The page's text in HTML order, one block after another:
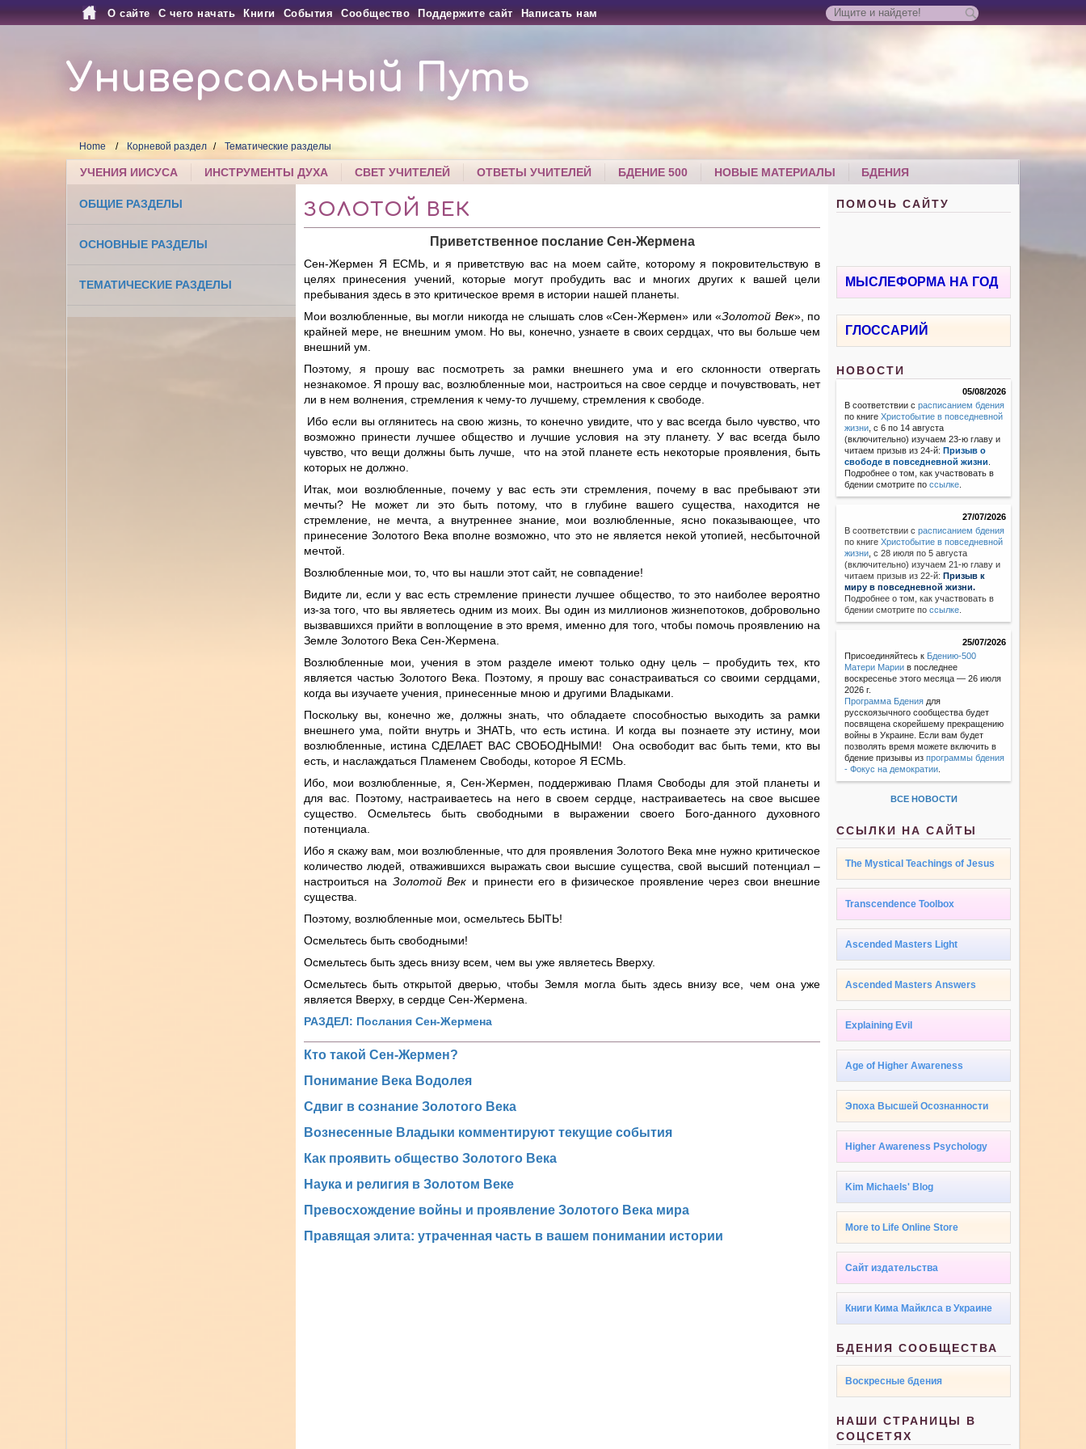
О сайте С чего начать Книги События Сообщество Поддержите сайт Написать нам
Универсальный Путь
Home Корневой раздел Тематические разделы
УЧЕНИЯ ИИСУСА ИНСТРУМЕНТЫ ДУХА СВЕТ УЧИТЕЛЕЙ ОТВЕТЫ УЧИТЕЛЕЙ БДЕНИЕ 500 НОВЫЕ МАТЕРИАЛЫ БДЕНИЯ
ОБЩИЕ РАЗДЕЛЫ
ОСНОВНЫЕ РАЗДЕЛЫ
ТЕМАТИЧЕСКИЕ РАЗДЕЛЫ
ЗОЛОТОЙ ВЕК
Приветственное послание Сен-Жермена
Сен-Жермен Я ЕСМЬ, и я приветствую вас на моем сайте, которому я покровительствую в
целях принесения учений, которые могут пробудить вас и многих других к вашей цели
пребывания здесь в это критическое время в истории нашей планеты.
Мои возлюбленные, вы могли никогда не слышать слов «Сен-Жермен» или «Золотой Век», по
крайней мере, не внешним умом. Но вы, конечно, узнаете в своих сердцах, что вы больше чем
внешний ум.
Поэтому, я прошу вас посмотреть за рамки внешнего ума и его склонности отвергать
незнакомое. Я прошу вас, возлюбленные мои, настроиться на свое сердце и почувствовать, нет
ли в нем волнения, стремления к чему-то лучшему, стремления к свободе.
Ибо если вы оглянитесь на свою жизнь, то конечно увидите, что у вас всегда было чувство, что
возможно принести лучшее общество и лучшие условия на эту планету. У вас всегда было
чувство, что вещи должны быть лучше, что на этой планете есть некоторые проявления, быть
которых не должно.
Итак, мои возлюбленные, почему у вас есть эти стремления, почему в вас пребывают эти
мечты? Не может ли это быть потому, что в глубине вашего существа, находится не
стремление, не мечта, а внутреннее знание, мои возлюбленные, ясно показывающее, что
принесение Золотого Века вполне возможно, что это не является некой утопией, несбыточной
мечтой.
Возлюбленные мои, то, что вы нашли этот сайт, не совпадение!
Видите ли, если у вас есть стремление принести лучшее общество, то это наиболее вероятно
из-за того, что вы являетесь одним из моих. Вы один из миллионов жизнепотоков, добровольно
вызвавшихся прийти в воплощение в это время, именно для того, чтобы помочь проявлению на
Земле Золотого Века Сен-Жермена.
Возлюбленные мои, учения в этом разделе имеют только одну цель – пробудить тех, кто
является частью Золотого Века. Поэтому, я прошу вас сонастраиваться со своими сердцами,
когда вы изучаете учения, принесенные мною и другими Владыками.
Поскольку вы, конечно же, должны знать, что обладаете способностью выходить за рамки
внешнего ума, пойти внутрь и ЗНАТЬ, что есть истина. И когда вы познаете эту истину, мои
возлюбленные, истина СДЕЛАЕТ ВАС СВОБОДНЫМИ! Она освободит вас быть теми, кто вы
есть, и наслаждаться Пламенем Свободы, которое Я ЕСМЬ.
Ибо, мои возлюбленные, я, Сен-Жермен, поддерживаю Пламя Свободы для этой планеты и
для вас. Поэтому, настраиваетесь на него в своем сердце, настраиваетесь на свое высшее
существо. Осмельтесь быть свободными в выражении своего Бого-данного духовного
потенциала.
Ибо я скажу вам, мои возлюбленные, что для проявления Золотого Века мне нужно критическое
количество людей, отважившихся выражать свои высшие существа, свой высший потенциал –
настроиться на Золотой Век и принести его в физическое проявление через свои внешние
существа.
Поэтому, возлюбленные мои, осмельтесь БЫТЬ!
Осмельтесь быть свободными!
Осмельтесь быть здесь внизу всем, чем вы уже являетесь Вверху.
Осмельтесь быть открытой дверью, чтобы Земля могла быть здесь внизу все, чем она уже
является Вверху, в сердце Сен-Жермена.
РАЗДЕЛ: Послания Сен-Жермена
Кто такой Сен-Жермен?
Понимание Века Водолея
Сдвиг в сознание Золотого Века
Вознесенные Владыки комментируют текущие события
Как проявить общество Золотого Века
Наука и религия в Золотом Веке
Превосхождение войны и проявление Золотого Века мира
Правящая элита: утраченная часть в вашем понимании истории
ПОМОЧЬ САЙТУ
МЫСЛЕФОРМА НА ГОД
ГЛОССАРИЙ
НОВОСТИ
05/08/2026
В соответствии срасписанием бдения
по книгеХристобытие в повседневной
жизни , с 6 по 14 августа
(включительно) изучаем 23-ю главу и
читаем призыв из 24-й: Призыв о
свободе в повседневной жизни
Подробнее о том, как участвовать в
бдении смотрите поссылке
27/07/2026
В соответствии с расписанием бдения
по книгеХристобытие в повседневной
жизни с 28 июля по 5 августа
(включительно) изучаем 21-ю главу и
читаем призыв из 22-й: Призыв к
миру в повседневной жизни.
Подробнее о том, как участвовать в
бдении смотрите поссылке
25/07/2026
Присоединяйтесь к Бдению-500
Матери Марии в последнее
воскресенье этого месяца — 26 июля
2026 г.
Программа Бдения для
русскоязычного сообщества будет
посвящена скорейшему прекращению
войны в Украине. Если вам будет
позволять время можете включить в
бдение призывы изпрограммы бдения
- Фокус на демократии
ВСЕ НОВОСТИ
ССЫЛКИ НА САЙТЫ
The Mystical Teachings of Jesus
Transcendence Toolbox
Ascended Masters Light
Ascended Masters Answers
Explaining Evil
Age of Higher Awareness
Эпоха Высшей Осознанности
Higher Awareness Psychology
Kim Michaels' Blog
More to Life Online Store
Сайт издательства
Книги Кима Майклса в Украине
БДЕНИЯ СООБЩЕСТВА
Воскресные бдения
НАШИ СТРАНИЦЫ В
СОЦСЕТЯХ